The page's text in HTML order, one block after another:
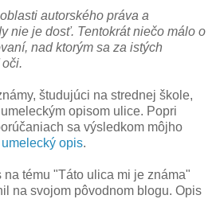
autorského práva a
nie je dosť. Tentokrát niečo málo o
nad ktorým sa za istých
študujúci na strednej škole,
opisom ulice. Popri
sa výsledkom môjho
opis.
tému "Táto ulica mi je známa"
na svojom pôvodnom blogu. Opis